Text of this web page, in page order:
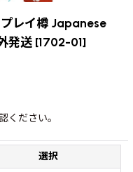
プレイ樽 Japanese
発送 [1702-01]
ください。
選択